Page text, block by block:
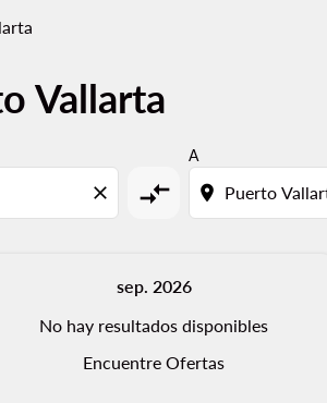
Vallarta
close compare_arrows
A
location_on
sep. 2026
No hay resultados disponibles
Encuentre Ofertas